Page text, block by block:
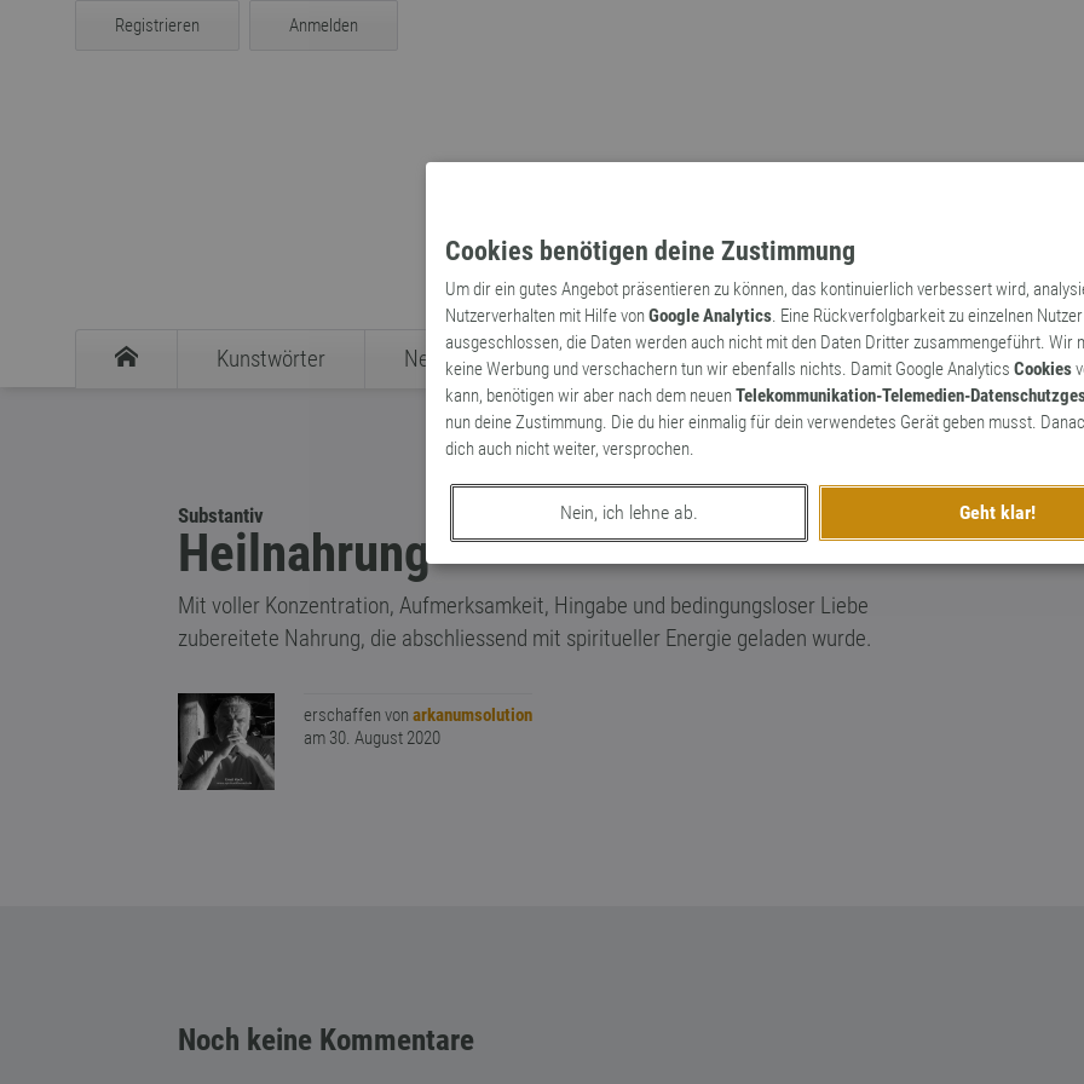
Cookies benötigen deine Zustimmung
Um dir ein gutes Angebot präsentieren zu können, das kontinuierlich verbessert wird,
Nutzerverhalten mit Hilfe vonGoogle Analytics. Eine Rückverfolgbarkeit zu einzelnen
ausgeschlossen, die Daten werden auch nicht mit den Daten Dritter zusammengeführt. Wir
keine Werbung und verschachern tun wir ebenfalls nichts. Damit Google Analytics Cookies
kann, benötigen wir aber nach dem neuenTelekommunikation-Telemedien-
nun deine Zustimmung. Die du hier einmalig für dein verwendetes Gerät geben musst.
dich auch nicht weiter, versprochen.
Nein, ich lehne ab. Geht klar!
Registrieren Anmelden
Kunstwörter Neologismen Archaismen Markennamen
Substantiv
Heilnahrung
Mit voller Konzentration, Aufmerksamkeit, Hingabe und bedingungsloser Liebe
zubereitete Nahrung, die abschliessend mit spiritueller Energie geladen wurde.
erschaffen von arkanumsolution
am 30. August 2020
Noch keine Kommentare